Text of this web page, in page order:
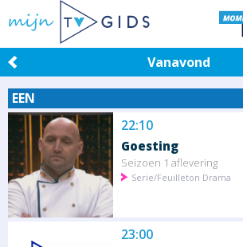
Vanavond
EEN
22:10
Goesting
Seizoen 1 aflevering
Serie/Feuilleton Drama
23:00